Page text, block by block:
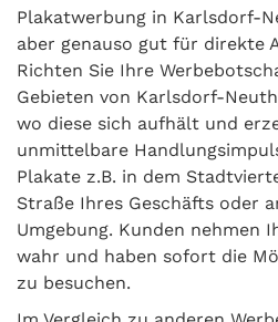
Plakatwerbung in Karlsdorf-
aber genauso gut für direkte
Richten Sie Ihre
Gebieten von Karlsdorf-
wo diese sich aufhält und
unmittelbare
Plakate z.B. in dem
Straße Ihres Geschäfts oder
Umgebung. Kunden nehmen
wahr und haben sofort die
zu besuchen.